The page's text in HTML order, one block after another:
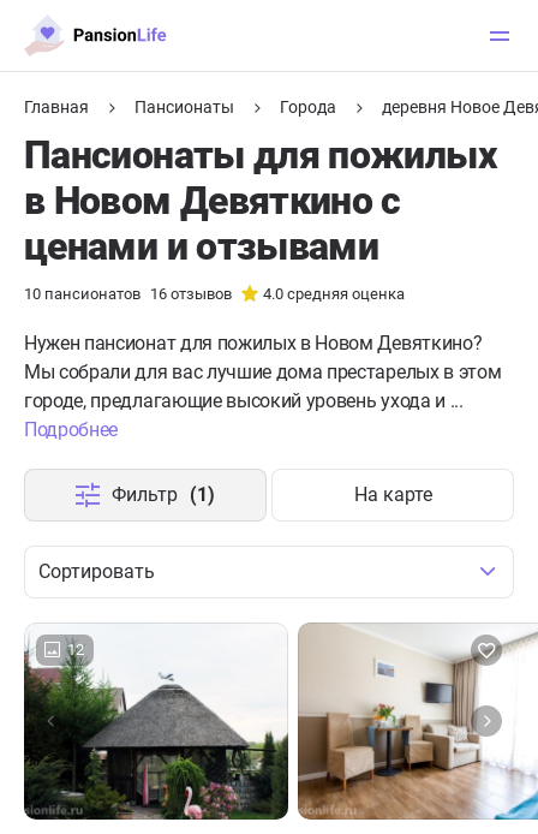
Главная Пансионаты Города деревня Новое
Пансионаты для пожилых
в Новом Девяткино с
ценами и отзывами
10 пансионатов 16 отзывов 4.0 средняя оценка
Нужен пансионат для пожилых в Новом Девяткино?
Мы собрали для вас лучшие дома престарелых в этом
городе, предлагающие высокий уровень ухода и ...
Подробнее
Сортировать
Фильтр (1) На карте
12